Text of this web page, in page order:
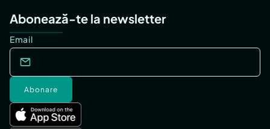
Abonează-te la newsletter
Email
Abonare